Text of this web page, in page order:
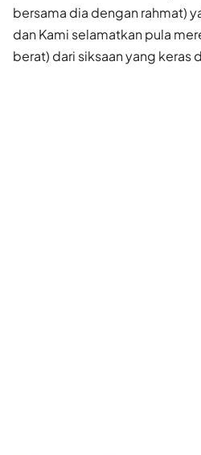
bersama dia dengan rahmat)
dan Kami selamatkan pula
berat) dari siksaan yang keras